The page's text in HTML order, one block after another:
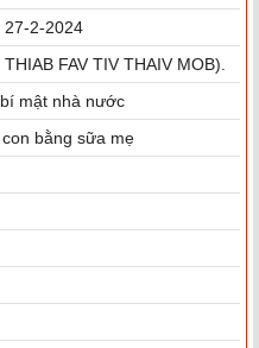
27-2-2024
FAV TIV THAIV MOB).
mật nhà nước
bằng sữa mẹ